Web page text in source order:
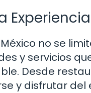
no se
y servicios
Desde
y disfrutar